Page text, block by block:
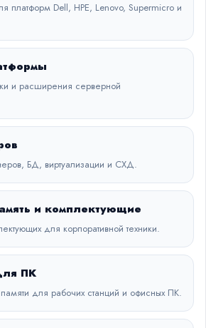
платформ Dell, HPE, Lenovo, Supermicro и
и расширения серверной
БД, виртуализации и СХД.
и комплектующие
для корпоративной техники.
ПК
для рабочих станций и офисных ПК.